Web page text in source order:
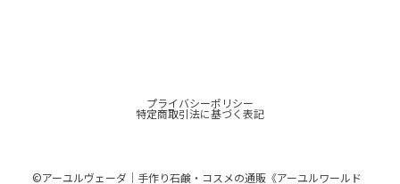
プライバシーポリシー
特定商取引法に基づく表記
©︎アーユルヴェーダ｜手作り石鹸・コスメの通販《アーユルワールド